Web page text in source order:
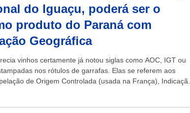
do Iguaçu, poderá ser o
produto do Paraná com
Geográfica
vinhos certamente já notou siglas como AOC, IGT ou
nos rótulos de garrafas. Elas se referem aos
de Origem Controlada (usada na França), Indicação